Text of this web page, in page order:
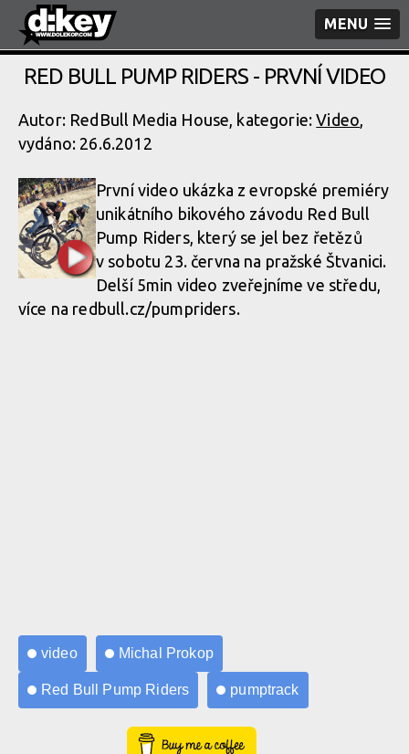
MENU
RED BULL PUMP RIDERS - PRVNÍ VIDEO
Autor: RedBull Media House, kategorie:Video,
vydáno: 26.6.2012
První video ukázka z evropské premiéry
unikátního bikového závodu Red Bull
Pump Riders, který se jel bez řetězů
v sobotu 23. června na pražské Štvanici.
Delší 5min video zveřejníme ve středu,
více na redbull.cz/pum­priders.
video Michal Prokop
Red Bull Pump Riders pumptrack
Buy Me a Coffee